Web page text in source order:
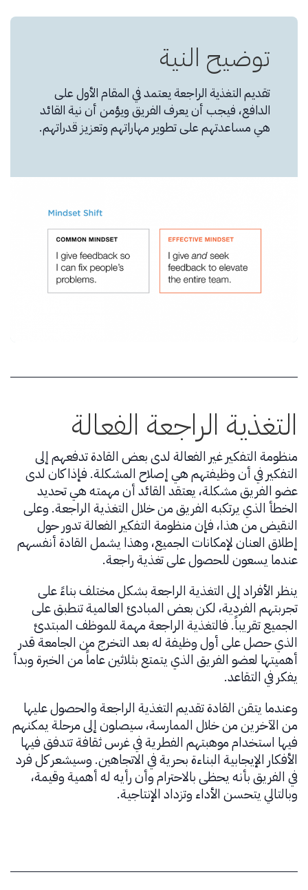
توضيح النية
تقديم التغذية الراجعة يعتمد في المقام الأول على
الدافع، فيجب أن يعرف الفريق ويؤمن أن نية القائد
هي مساعدتهم على تطوير مهاراتهم وتعزيز قدراتهم.
التغذية الراجعة الفعالة
منظومة التفكير غير الفعالة لدى بعض القادة تدفعهم إلى
التفكير في أن وظيفتهم هي إصلاح المشكلة. فإذا كان لدى
عضو الفريق مشكلة، يعتقد القائد أن مهمته هي تحديد
الخطأ الذي يرتكبه الفريق من خلال التغذية الراجعة. وعلى
النقيض من هذا، فإن منظومة التفكير الفعالة تدور حول
إطلاق العنان لإمكانات الجميع، وهذا يشمل القادة أنفسهم
عندما يسعون للحصول على تغذية راجعة.
ينظر الأفراد إلى التغذية الراجعة بشكل مختلف بناءً على
تجربتهم الفردية، لكن بعض المبادئ العالمية تنطبق على
الجميع تقريباً. فالتغذية الراجعة مهمة للموظف المبتدئ
الذي حصل على أول وظيفة له بعد التخرج من الجامعة قدر
أهميتها لعضو الفريق الذي يتمتع بثلاثين عاماً من الخبرة وبدأ
يفكر في التقاعد.
وعندما يتقن القادة تقديم التغذية الراجعة والحصول عليها
من الآخرين من خلال الممارسة، سيصلون إلى مرحلة يمكنهم
فيها استخدام موهبتهم الفطرية في غرس ثقافة تتدفق فيها
الأفكار الإيجابية البناءة بحرية في الاتجاهين. وسيشعر كل فرد
في الفريق بأنه يحظى بالاحترام وأن رأيه له أهمية وقيمة،
وبالتالي يتحسن الأداء وتزداد الإنتاجية.